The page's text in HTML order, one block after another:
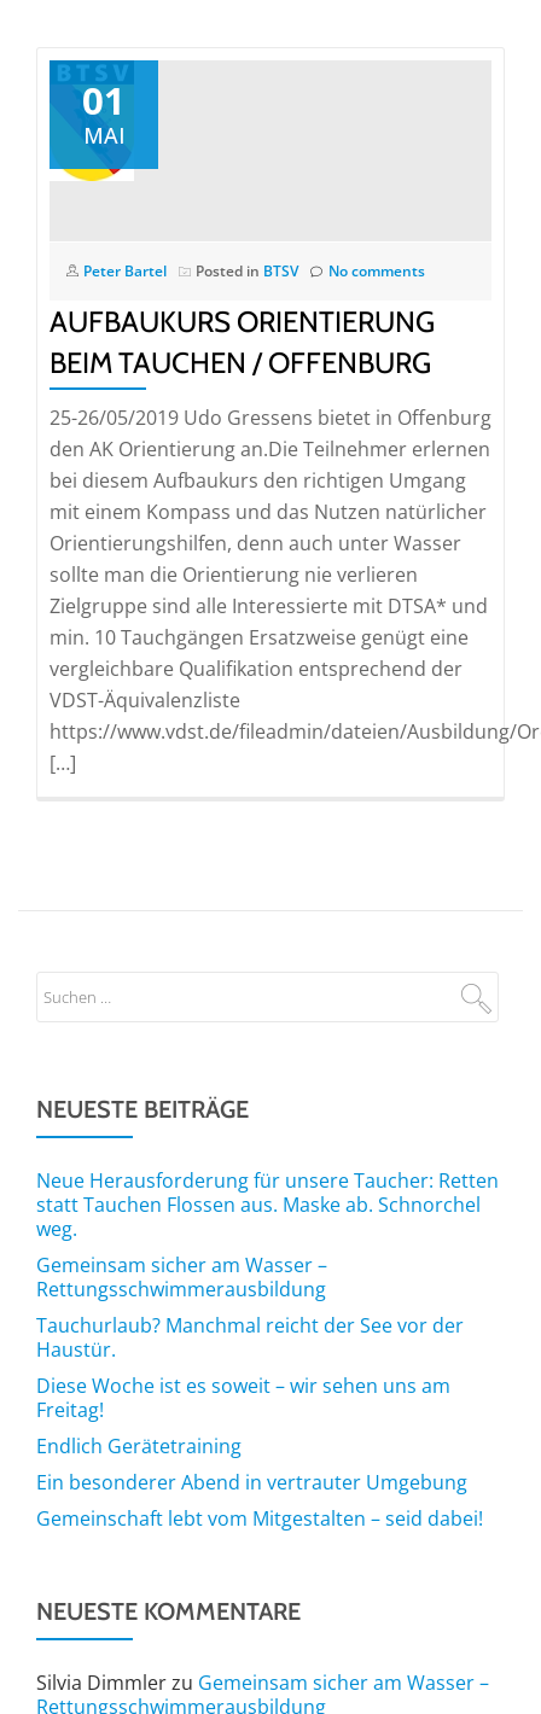
01
MAI
Peter Bartel Posted in BTSV No comments
AUFBAUKURS ORIENTIERUNG
BEIM TAUCHEN / OFFENBURG
25-26/05/2019 Udo Gressens bietet in Offenburg
den AK Orientierung an.Die Teilnehmer erlernen
bei diesem Aufbaukurs den richtigen Umgang
mit einem Kompass und das Nutzen natürlicher
Orientierungshilfen, denn auch unter Wasser
sollte man die Orientierung nie verlieren
Zielgruppe sind alle Interessierte mit DTSA* und
min. 10 Tauchgängen Ersatzweise genügt eine
vergleichbare Qualifikation entsprechend der
VDST-Äquivalenzliste
https://www.vdst.de/fileadmin/dateien/Ausbildung/
[…]
NEUESTE BEITRÄGE
Neue Herausforderung für unsere Taucher: Retten
statt Tauchen Flossen aus. Maske ab. Schnorchel
weg.
Gemeinsam sicher am Wasser –
Rettungsschwimmerausbildung
Tauchurlaub? Manchmal reicht der See vor der
Haustür.
Diese Woche ist es soweit – wir sehen uns am
Freitag!
Endlich Gerätetraining
Ein besonderer Abend in vertrauter Umgebung
Gemeinschaft lebt vom Mitgestalten – seid dabei!
NEUESTE KOMMENTARE
Silvia Dimmlerzu Gemeinsam sicher am Wasser –
Rettungsschwimmerausbildung